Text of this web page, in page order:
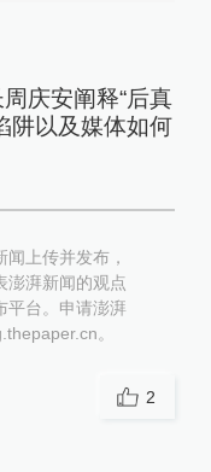
庆安阐释“后真
阱以及媒体如何
上传并发布，
澎湃新闻的观点
平台。申请澎湃
。
2